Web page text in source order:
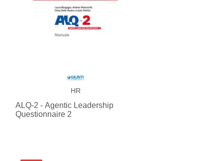
HR
ALQ-2 - Agentic Leadership
Questionnaire 2